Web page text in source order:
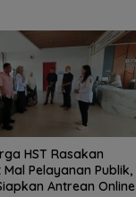
HST Rasakan
Pelayanan Publik,
Antrean Online